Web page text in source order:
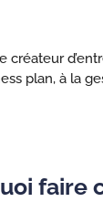
créateur
plan, à la
faire